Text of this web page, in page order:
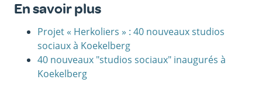
En savoir plus
Projet « Herkoliers » : 40 nouveaux studios
sociaux à Koekelberg
40 nouveaux "studios sociaux" inaugurés à
Koekelberg